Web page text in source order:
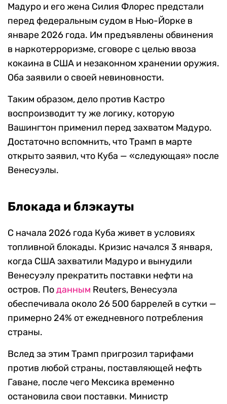
Мадуро и его жена Силия Флорес предстали
перед федеральным судом в Нью-Йорке в
январе 2026 года. Им предъявлены обвинения
в наркотерроризме, сговоре с целью ввоза
кокаина в США и незаконном хранении оружия.
Оба заявили о своей невиновности.
Таким образом, дело против Кастро
воспроизводит ту же логику, которую
Вашингтон применил перед захватом Мадуро.
Достаточно вспомнить, что Трамп в марте
открыто заявил, что Куба — «следующая» после
Венесуэлы.
Блокада и блэкауты
С начала 2026 года Куба живет в условиях
топливной блокады. Кризис начался 3 января,
когда США захватили Мадуро и вынудили
Венесуэлу прекратить поставки нефти на
остров. Поданным Reuters, Венесуэла
обеспечивала около 26 500 баррелей в сутки —
примерно 24% от ежедневного потребления
страны.
Вслед за этим Трамп пригрозил тарифами
против любой страны, поставляющей нефть
Гаване, после чего Мексика временно
остановила свои поставки. Министр